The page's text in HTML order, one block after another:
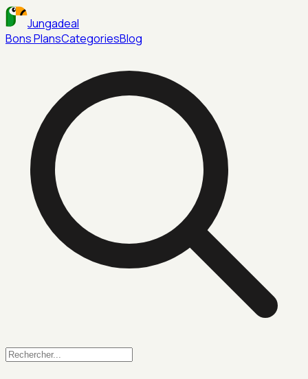
Jungadeal
Bons PlansCategoriesBlog